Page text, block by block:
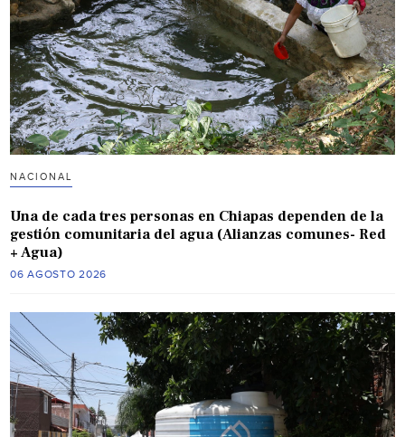
NACIONAL
Una de cada tres personas en Chiapas dependen de la
gestión comunitaria del agua (Alianzas comunes- Red
+ Agua)
06 AGOSTO 2026